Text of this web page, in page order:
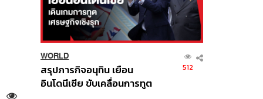
WORLD
สรุปภารกิจอนุทิน เยือน
อินโดนีเซีย ขับเคลื่อนการทูต
512